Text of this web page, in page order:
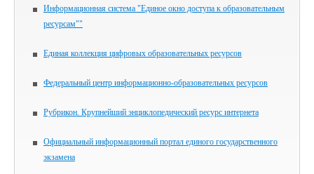
Информационная система "Единое окно доступа к образовательным
ресурсам""
Единая коллекция цифровых образовательных ресурсов
Федеральный центр информационно-образовательных ресурсов
Рубрикон. Крупнейший энциклопедический ресурс интернета
Официальный информационный портал единого государственного
экзамена